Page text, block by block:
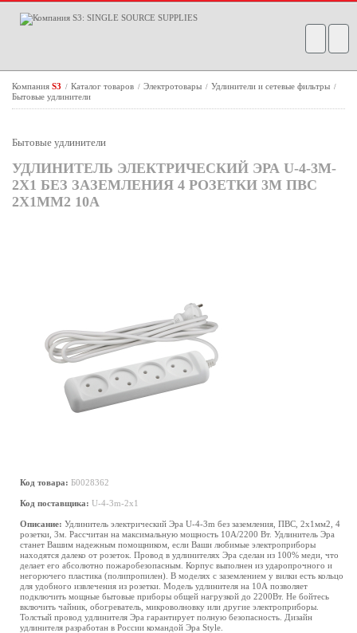
Компания S3 / Каталог товаров / Электротовары / Удлинители и сетевые фильтры /
Бытовые удлинители
Бытовые удлинители
УДЛИНИТЕЛЬ ЭЛЕКТРИЧЕСКИЙ ЭРА U-4-3M-
2X1 БЕЗ ЗАЗЕМЛЕНИЯ 4 РОЗЕТКИ 3М ПВС
2X1ММ2 10А
Код товара: Б0028362
Код поставщика: U-4-3m-2x1
Описание: Удлинитель электрический Эра U-4-3m без заземления, ПВС, 2x1мм2, 4
розетки, 3м. Рассчитан на максимальную мощность 10А/2200 Вт. Удлинитель Эра
станет Вашим надежным помощником, если Ваши любимые электроприборы
находятся далеко от розеток. Провод в удлинителях Эра сделан из 100% меди, что
делает его абсолютно пожаробезопасным. Корпус выполнен из ударопрочного и
негорючего пластика (полипропилен). В моделях с заземлением у вилки есть кольцо
для удобного извлечения из розетки. Модель удлинителя на 10А позволяет
подключить мощные бытовые приборы общей нагрузкой до 2200Вт. Не бойтесь
включить чайник, обогреватель, микроволновку или другие электроприборы.
Толстый провод удлинителя Эра гарантирует полную безопасность. Дизайн
удлинителя разработан в России командой Эра Style.